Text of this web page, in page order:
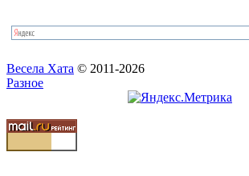
Весела Хата © 2011-2026
Разное